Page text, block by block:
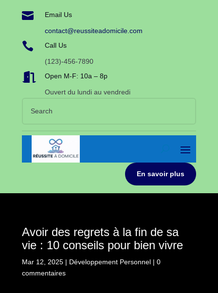
 Email Us
contact@reussiteadomicile.com
 Call Us
(123)-456-7890
 Open M-F: 10a – 8p
Ouvert du lundi au vendredi
En savoir plus
Avoir des regrets à la fin de sa
vie : 10 conseils pour bien vivre
Mar 12, 2025| Développement Personnel| 0
commentaires